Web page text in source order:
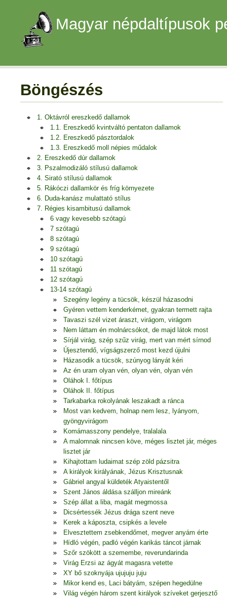
Magyar népdaltípusok
Böngészés
1. Oktávról ereszkedő dallamok
1.1. Ereszkedő kvintváltó pentaton dallamok
1.2. Ereszkedő pásztordalok
1.3. Ereszkedő moll népies műdalok
2. Ereszkedő dúr dallamok
3. Pszalmodizáló stílusú dallamok
4. Sirató stílusú dallamok
5. Rákóczi dallamkör és fríg környezete
6. Duda-kanász mulattató stílus
7. Régies kisambitusú dallamok
6 vagy kevesebb szótagú
7 szótagú
8 szótagú
9 szótagú
10 szótagú
11 szótagú
12 szótagú
13-14 szótagú
Szegény legény a tücsök, készül házasodni
Gyéren vettem kenderkémet, gyakran termett rajta
Tavaszi szél vizet áraszt, virágom, virágom
Nem láttam én molnárcsókot, de majd látok most
Sírjál virág, szép szűz virág, mert van mért sírnod
Újesztendő, vígságszerző most kezd újulni
Házasodik a tücsök, szúnyog lányát kéri
Az én uram olyan vén, olyan vén, olyan vén
Oláhok I. főtípus
Oláhok II. főtípus
Tarkabarka rokolyának leszakadt a ránca
Most van kedvem, holnap nem lesz, lyányom,
gyöngyvirágom
Komámasszony pendelye, tralalala
A malomnak nincsen köve, méges lisztet jár, méges
lisztet jár
Kihajtottam ludaimat szép zöld pázsitra
A királyok királyának, Jézus Krisztusnak
Gábriel angyal küldeték Atyaistentől
Szent János áldása szálljon mireánk
Szép állat a liba, magát megmossa
Dicsértessék Jézus drága szent neve
Kerek a káposzta, csipkés a levele
Elvesztettem zsebkendőmet, megver anyám érte
Hídló végén, padló végén karikás táncot járnak
Szőr szökött a szemembe, reverundarinda
Virág Erzsi az ágyát magasra vetette
XY bő szoknyája ujujuju juju
Mikor kend es, Laci bátyám, szépen hegedülne
Világ végén három szent királyok szíveket gerjesztő